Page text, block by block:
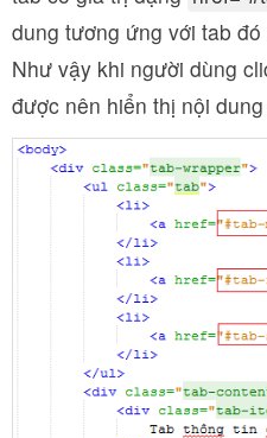
dung tương ứng với tab đó
Như vậy khi người dùng
được nên hiển thị nội